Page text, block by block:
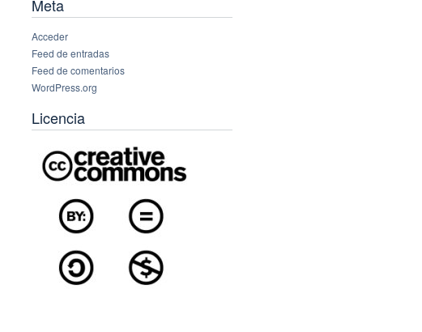
Meta
Acceder
Feed de entradas
Feed de comentarios
WordPress.org
Licencia